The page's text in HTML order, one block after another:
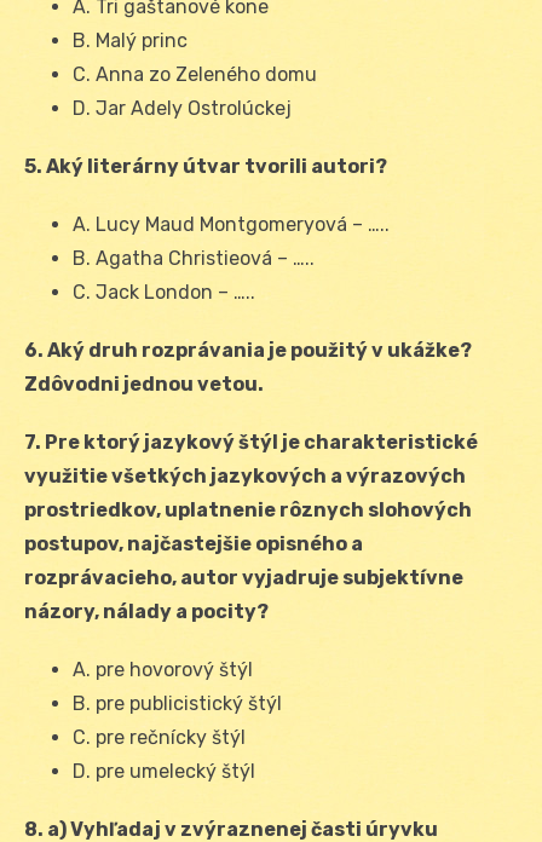
A. Tri gaštanové kone
B. Malý princ
C. Anna zo Zeleného domu
D. Jar Adely Ostrolúckej
5. Aký literárny útvar tvorili autori?
A. Lucy Maud Montgomeryová – …..
B. Agatha Christieová – …..
C. Jack London – …..
6. Aký druh rozprávania je použitý v ukážke?
Zdôvodni jednou vetou.
7. Pre ktorý jazykový štýl je charakteristické
využitie všetkých jazykových a výrazových
prostriedkov, uplatnenie rôznych slohových
postupov, najčastejšie opisného a
rozprávacieho, autor vyjadruje subjektívne
názory, nálady a pocity?
A. pre hovorový štýl
B. pre publicistický štýl
C. pre rečnícky štýl
D. pre umelecký štýl
8. a) Vyhľadaj v zvýraznenej časti úryvku